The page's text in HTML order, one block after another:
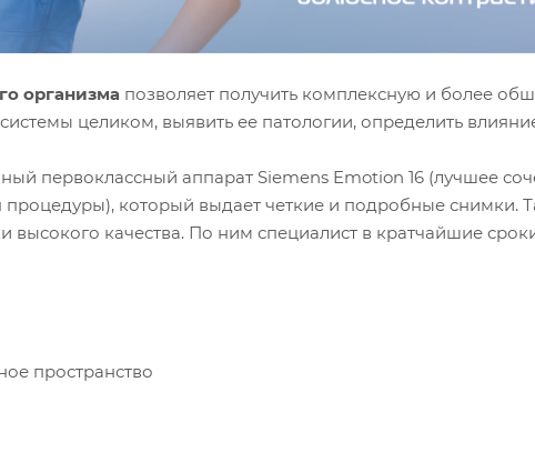
организма позволяет получить комплексную и более
целиком, выявить ее патологии, определить
первоклассный аппарат Siemens Emotion 16 (лучшее
процедуры), который выдает четкие и подробные снимки.
высокого качества. По ним специалист в кратчайшие
пространство